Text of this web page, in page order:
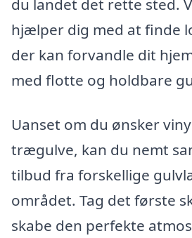
du landet det rette sted.
hjælper dig med at finde
der kan forvandle dit
med flotte og holdbare
Uanset om du ønsker
trægulve, kan du nemt
tilbud fra forskellige
området. Tag det første
skabe den perfekte